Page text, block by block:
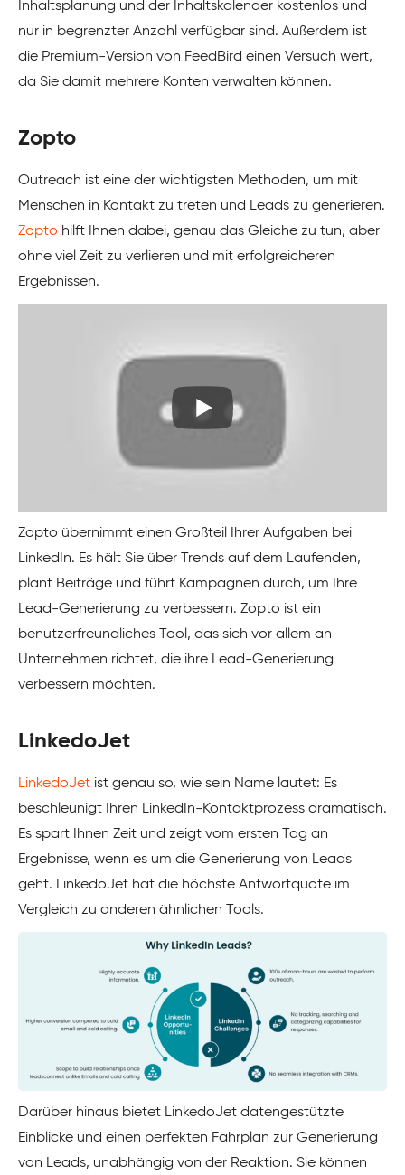
Inhaltsplanung und der Inhaltskalender kostenlos und
nur in begrenzter Anzahl verfügbar sind. Außerdem ist
die Premium-Version von FeedBird einen Versuch wert,
da Sie damit mehrere Konten verwalten können.
Zopto
Outreach ist eine der wichtigsten Methoden, um mit
Menschen in Kontakt zu treten und Leads zu generieren.
Zopto hilft Ihnen dabei, genau das Gleiche zu tun, aber
ohne viel Zeit zu verlieren und mit erfolgreicheren
Ergebnissen.
Zopto übernimmt einen Großteil Ihrer Aufgaben bei
LinkedIn. Es hält Sie über Trends auf dem Laufenden,
plant Beiträge und führt Kampagnen durch, um Ihre
Lead-Generierung zu verbessern. Zopto ist ein
benutzerfreundliches Tool, das sich vor allem an
Unternehmen richtet, die ihre Lead-Generierung
verbessern möchten.
LinkedoJet
LinkedoJet ist genau so, wie sein Name lautet: Es
beschleunigt Ihren LinkedIn-Kontaktprozess dramatisch.
Es spart Ihnen Zeit und zeigt vom ersten Tag an
Ergebnisse, wenn es um die Generierung von Leads
geht. LinkedoJet hat die höchste Antwortquote im
Vergleich zu anderen ähnlichen Tools.
Darüber hinaus bietet LinkedoJet datengestützte
Einblicke und einen perfekten Fahrplan zur Generierung
von Leads, unabhängig von der Reaktion. Sie können